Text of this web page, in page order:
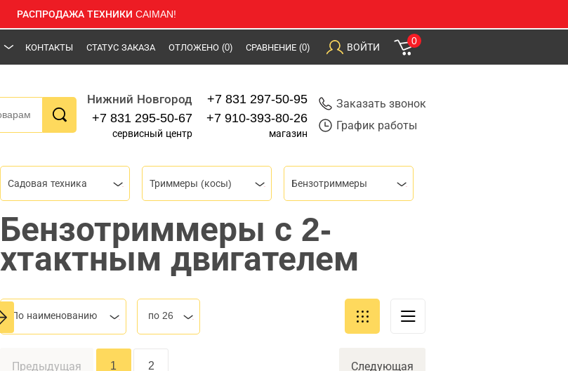
РАСПРОДАЖА ТЕХНИКИ CAIMAN!
КОНТАКТЫ СТАТУС ЗАКАЗА ОТЛОЖЕНО (0) СРАВНЕНИЕ (0) ВОЙТИ
0
Нижний Новгород
+7 831 295-50-67
сервисный центр
+7 831 297-50-95
+7 910-393-80-26
магазин
Заказать звонок
График работы
Садовая техника Триммеры (косы) Бензотриммеры
Бензотриммеры с 2-
хтактным двигателем
По наименованию по 26
Предыдущая 1 2 Следующая